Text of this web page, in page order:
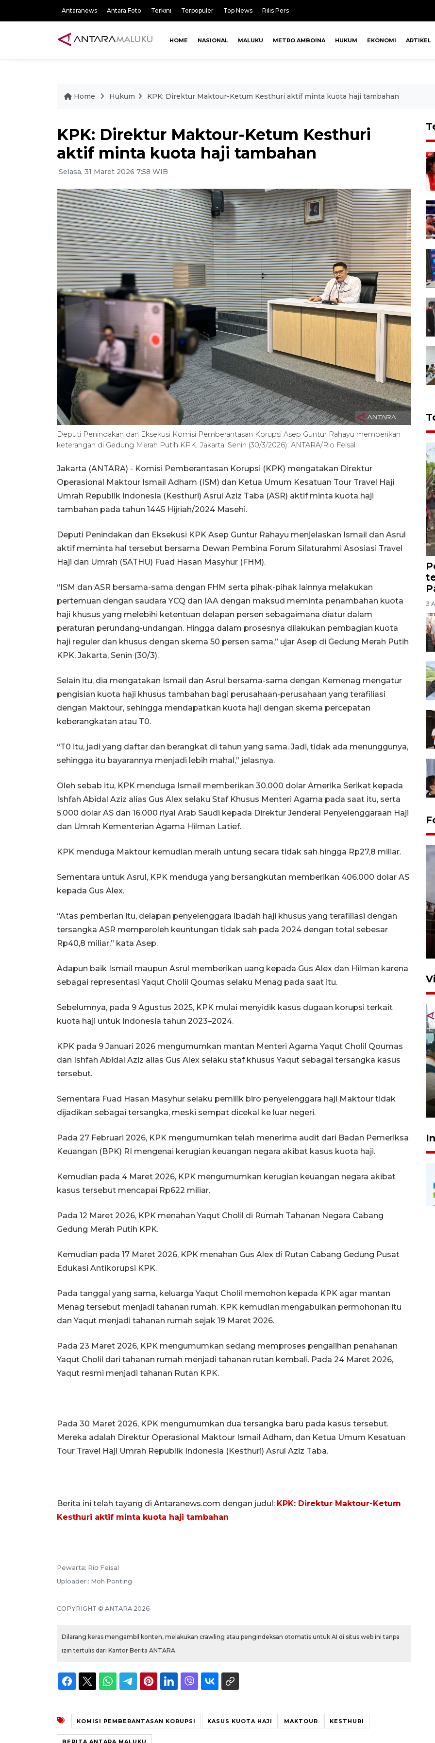
Antaranews Antara Foto Terkini Terpopuler Top News Rilis Pers
HOME NASIONAL MALUKU METRO AMBOINA HUKUM EKONOMI ARTIKEL
Home Hukum KPK: Direktur Maktour-Ketum Kesthuri aktif minta kuota haji tambahan
KPK: Direktur Maktour-Ketum Kesthuri
aktif minta kuota haji tambahan
Selasa, 31 Maret 2026 7:58 WIB
Deputi Penindakan dan Eksekusi Komisi Pemberantasan Korupsi Asep Guntur Rahayu memberikan
keterangan di Gedung Merah Putih KPK, Jakarta, Senin (30/3/2026). ANTARA/Rio Feisal
Jakarta (ANTARA) - Komisi Pemberantasan Korupsi (KPK) mengatakan Direktur
Operasional Maktour Ismail Adham (ISM) dan Ketua Umum Kesatuan Tour Travel Haji
Umrah Republik Indonesia (Kesthuri) Asrul Aziz Taba (ASR) aktif minta kuota haji
tambahan pada tahun 1445 Hijriah/2024 Masehi.
Deputi Penindakan dan Eksekusi KPK Asep Guntur Rahayu menjelaskan Ismail dan Asrul
aktif meminta hal tersebut bersama Dewan Pembina Forum Silaturahmi Asosiasi Travel
Haji dan Umrah (SATHU) Fuad Hasan Masyhur (FHM).
“ISM dan ASR bersama-sama dengan FHM serta pihak-pihak lainnya melakukan
pertemuan dengan saudara YCQ dan IAA dengan maksud meminta penambahan kuota
haji khusus yang melebihi ketentuan delapan persen sebagaimana diatur dalam
peraturan perundang-undangan. Hingga dalam prosesnya dilakukan pembagian kuota
haji reguler dan khusus dengan skema 50 persen sama,” ujar Asep di Gedung Merah Putih
KPK, Jakarta, Senin (30/3).
Selain itu, dia mengatakan Ismail dan Asrul bersama-sama dengan Kemenag mengatur
pengisian kuota haji khusus tambahan bagi perusahaan-perusahaan yang terafiliasi
dengan Maktour, sehingga mendapatkan kuota haji dengan skema percepatan
keberangkatan atau T0.
“T0 itu, jadi yang daftar dan berangkat di tahun yang sama. Jadi, tidak ada menunggunya,
sehingga itu bayarannya menjadi lebih mahal,” jelasnya.
Oleh sebab itu, KPK menduga Ismail memberikan 30.000 dolar Amerika Serikat kepada
Ishfah Abidal Aziz alias Gus Alex selaku Staf Khusus Menteri Agama pada saat itu, serta
5.000 dolar AS dan 16.000 riyal Arab Saudi kepada Direktur Jenderal Penyelenggaraan Haji
dan Umrah Kementerian Agama Hilman Latief.
KPK menduga Maktour kemudian meraih untung secara tidak sah hingga Rp27,8 miliar.
Sementara untuk Asrul, KPK menduga yang bersangkutan memberikan 406.000 dolar AS
kepada Gus Alex.
“Atas pemberian itu, delapan penyelenggara ibadah haji khusus yang terafiliasi dengan
tersangka ASR memperoleh keuntungan tidak sah pada 2024 dengan total sebesar
Rp40,8 miliar,” kata Asep.
Adapun baik Ismail maupun Asrul memberikan uang kepada Gus Alex dan Hilman karena
sebagai representasi Yaqut Cholil Qoumas selaku Menag pada saat itu.
Sebelumnya, pada 9 Agustus 2025, KPK mulai menyidik kasus dugaan korupsi terkait
kuota haji untuk Indonesia tahun 2023–2024.
KPK pada 9 Januari 2026 mengumumkan mantan Menteri Agama Yaqut Cholil Qoumas
dan Ishfah Abidal Aziz alias Gus Alex selaku staf khusus Yaqut sebagai tersangka kasus
tersebut.
Sementara Fuad Hasan Masyhur selaku pemilik biro penyelenggara haji Maktour tidak
dijadikan sebagai tersangka, meski sempat dicekal ke luar negeri.
Pada 27 Februari 2026, KPK mengumumkan telah menerima audit dari Badan Pemeriksa
Keuangan (BPK) RI mengenai kerugian keuangan negara akibat kasus kuota haji.
Kemudian pada 4 Maret 2026, KPK mengumumkan kerugian keuangan negara akibat
kasus tersebut mencapai Rp622 miliar.
Pada 12 Maret 2026, KPK menahan Yaqut Cholil di Rumah Tahanan Negara Cabang
Gedung Merah Putih KPK.
Kemudian pada 17 Maret 2026, KPK menahan Gus Alex di Rutan Cabang Gedung Pusat
Edukasi Antikorupsi KPK.
Pada tanggal yang sama, keluarga Yaqut Cholil memohon kepada KPK agar mantan
Menag tersebut menjadi tahanan rumah. KPK kemudian mengabulkan permohonan itu
dan Yaqut menjadi tahanan rumah sejak 19 Maret 2026.
Pada 23 Maret 2026, KPK mengumumkan sedang memproses pengalihan penahanan
Yaqut Cholil dari tahanan rumah menjadi tahanan rutan kembali. Pada 24 Maret 2026,
Yaqut resmi menjadi tahanan Rutan KPK.
Pada 30 Maret 2026, KPK mengumumkan dua tersangka baru pada kasus tersebut.
Mereka adalah Direktur Operasional Maktour Ismail Adham, dan Ketua Umum Kesatuan
Tour Travel Haji Umrah Republik Indonesia (Kesthuri) Asrul Aziz Taba.
Berita ini telah tayang di Antaranews.com dengan judul: KPK: Direktur Maktour-Ketum
Kesthuri aktif minta kuota haji tambahan
Pewarta: Rio Feisal
Uploader : Moh Ponting
COPYRIGHT © ANTARA 2026
Dilarang keras mengambil konten, melakukan crawling atau pengindeksan otomatis untuk AI di situs web ini tanpa
izin tertulis dari Kantor Berita ANTARA.
KOMISI PEMBERANTASAN KORUPSI KASUS KUOTA HAJI MAKTOUR KESTHURI
3
Unjuk rasa protes penataan
Pasar Higienis
23 Juli 2026 14:28
Memberantas kejahatan
jalanan Jakarta